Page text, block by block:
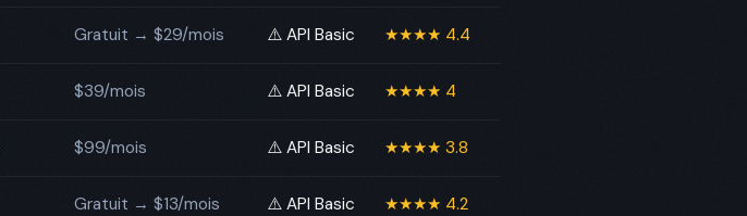
Gratuit → $29/mois ⚠️ API Basic ★★★★ 4.4
$39/mois ⚠️ API Basic ★★★★ 4
$99/mois ⚠️ API Basic ★★★★ 3.8
Gratuit → $13/mois ⚠️ API Basic ★★★★ 4.2